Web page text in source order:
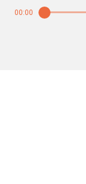
00:00